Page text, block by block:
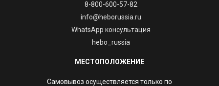
8-800-600-57-82
info@heborussia.ru
WhatsApp консультация
hebo_russia
МЕСТОПОЛОЖЕНИЕ
Самовывоз осуществляется только по